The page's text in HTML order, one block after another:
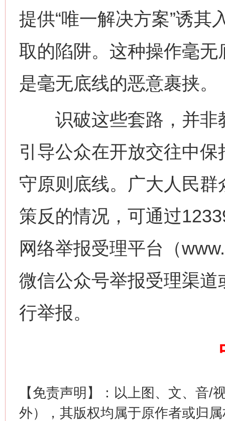
提供“唯一解决方案”诱其
取的陷阱。这种操作毫
是毫无底线的恶意裹挟。
识破这些套路，并非
引导公众在开放交往中
守原则底线。广大人民
策反的情况，可通过
网络举报受理平台（
微信公众号举报受理渠
行举报。
【免责声明】：以上图、文、音/
外），其版权均属于原作者或归
网上购药对药下症？